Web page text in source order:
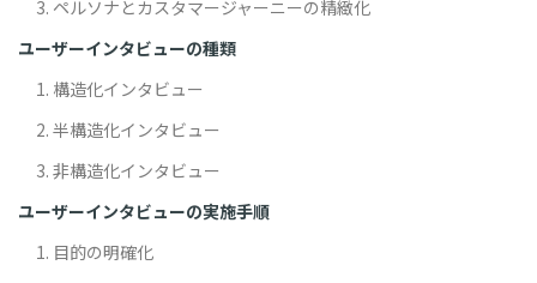
3. ペルソナとカスタマージャーニーの精緻化
ユーザーインタビューの種類
1. 構造化インタビュー
2. 半構造化インタビュー
3. 非構造化インタビュー
ユーザーインタビューの実施手順
1. 目的の明確化